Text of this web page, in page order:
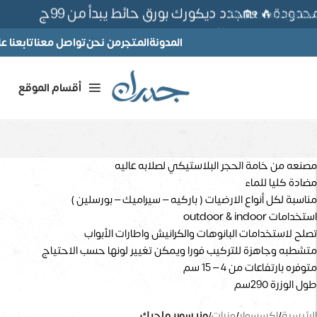
Skip to navigation
Skip to main content
🏡جدد ديكورك بورق حائط يبدأ من 99ج
المدونةالمتجرمن نحنتواصل معنا
أقسام الموقع
مصنعه من خامة الحجر البلاستيكي لصلابه عاليه
مضادة كليا للماء
مناسبة لكل أنواع الارضيات ( باركيه – سيراميك – بورسلين )
استخدامات outdoor & indoor
تصلح لاستخدامات البانوهات والكرانيش واطارات الأبواب
متشطبه وجاهزة للتركيب فورا ويمكن تغيير لونها حسب الاحتياج
متوفره بارتفاعات من 4 – 15 سم
طول الوزرة 290سم